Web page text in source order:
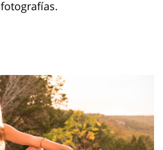
fotografías.